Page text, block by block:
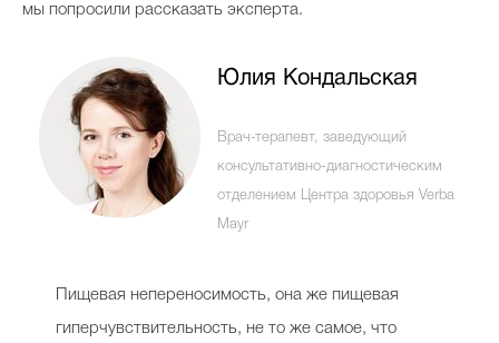
Бьютихакер / Мама-хакер
Выбор визажистов
Выбор косметолога
Полиция красоты
мы попросили рассказать эксперта.
Юлия Кондальская
Врач-терапевт, заведующий
консультативно-диагностическим
отделением Центра здоровья Verba
Mayr
Пищевая непереносимость, она же пищевая
гиперчувствительность, не то же самое, что